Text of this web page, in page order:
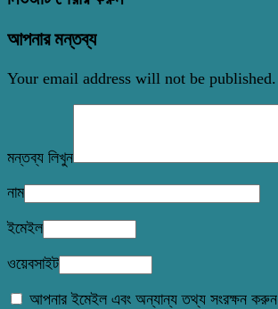
আপনার মন্তব্য
Your email address will not be published.
মন্তব্য লিখুন
নাম
ইমেইল
ওয়েবসাইট
আপনার ইমেইল এবং অন্যান্য তথ্য সংরক্ষন করুন